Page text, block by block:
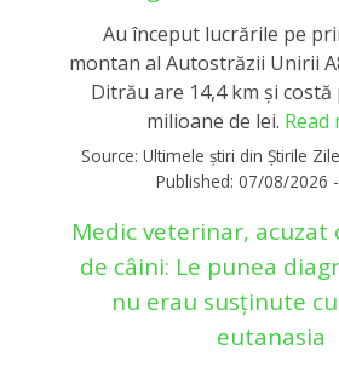
Au început lucrările pe
montan al Autostrăzii Unirii
Ditrău are 14,4 km și costă
milioane de lei. Read
Source: Ultimele știri din Știrile
Published: 07/08/2026
Medic veterinar, acuzat
de câini: Le punea
nu erau susținute
eutanasia